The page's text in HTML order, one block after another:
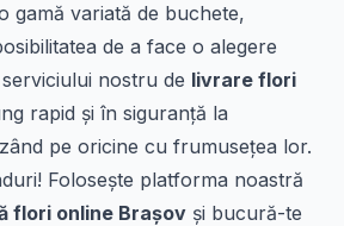
gamă variată de buchete,
de a face o alegere
nostru de livrare flori
rapid și în siguranță la
pe oricine cu frumusețea lor.
Folosește platforma noastră
flori online Brașov și bucură-te